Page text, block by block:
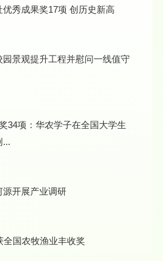
华农获广东省哲社优秀成果奖17项 创历史新高
景观提升工程并慰问一线值守
34项：华农学子在全国大学生
...
源开展产业调研
全国农牧渔业丰收奖